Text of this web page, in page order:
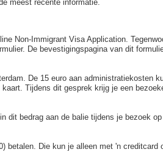
meest recente informatie.
Non-Immigrant Visa Application.
De bevestigingspagina van dit
De 15 euro aan administratiekosten
Tijdens dit gesprek krijg je een
dit bedrag aan de balie tijdens je bezoek
betalen. Die kun je alleen met 'n creditcard